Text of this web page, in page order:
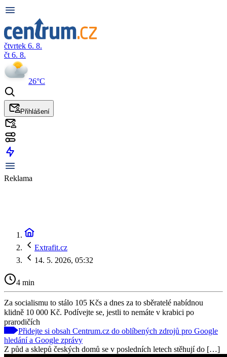
čtvrtek 6. 8.
čt 6. 8.
26°C
Přihlášení
Reklama
Extrafit.cz
14. 5. 2026, 05:32
4 min
Za socialismu to stálo 105 Kčs a dnes za to sběratelé nabídnou
klidně 10 000 Kč. Podívejte se, jestli to nemáte v krabici po
prarodičích
Přidejte si obsah Centrum.cz do oblíbených zdrojů pro Google
hledání a Google zprávy
Z půd a sklepů českých domů se v posledních letech stěhují do […]